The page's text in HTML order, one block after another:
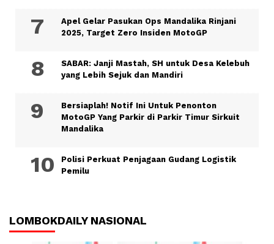
Apel Gelar Pasukan Ops Mandalika Rinjani
2025, Target Zero Insiden MotoGP
SABAR: Janji Mastah, SH untuk Desa Kelebuh
yang Lebih Sejuk dan Mandiri
Bersiaplah! Notif Ini Untuk Penonton
MotoGP Yang Parkir di Parkir Timur Sirkuit
Mandalika
Polisi Perkuat Penjagaan Gudang Logistik
Pemilu
LOMBOKDAILY NASIONAL